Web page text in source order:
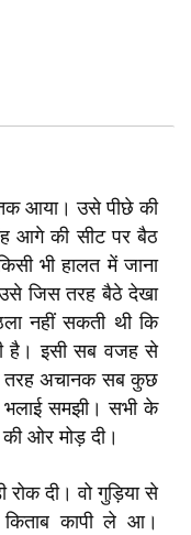
तक आया। उसे पीछे की
आगे की सीट पर बैठ
भी हालत में जाना
उसे जिस तरह बैठे देखा
नहीं सकती थी कि
है। इसी सब वजह से
तरह अचानक सब कुछ
भलाई समझी। सभी के
ओर मोड़ दी।
दी। वो गुड़िया से
किताब कापी ले आ।